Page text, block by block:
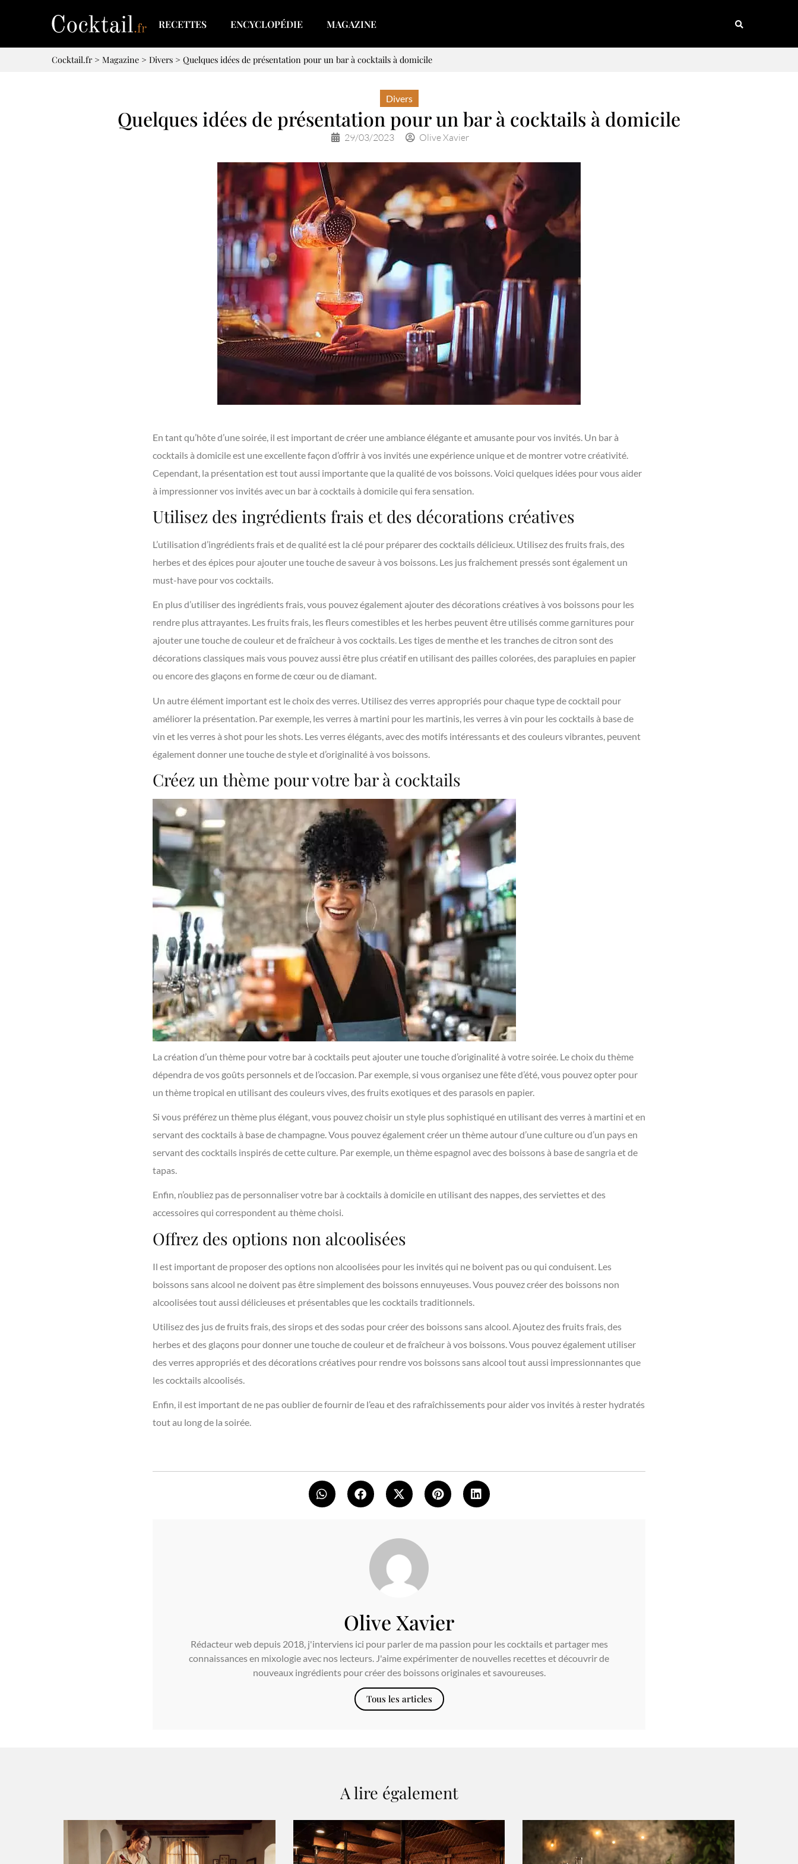
RECETTES ENCYCLOPÉDIE MAGAZINE
Cocktail.fr> Magazine > Divers > Quelques idées de présentation pour un bar à cocktails à domicile
Divers
Quelques idées de présentation pour un bar à cocktails à domicile
29/03/2023 Olive Xavier
En tant qu’hôte d’une soirée, il est important de créer une ambiance élégante et amusante pour vos invités. Un bar à
cocktails à domicile est une excellente façon d’offrir à vos invités une expérience unique et de montrer votre créativité.
Cependant, la présentation est tout aussi importante que la qualité de vos boissons. Voici quelques idées pour vous aider
à impressionner vos invités avec un bar à cocktails à domicile qui fera sensation.
Utilisez des ingrédients frais et des décorations créatives
L’utilisation d’ingrédients frais et de qualité est la clé pour préparer des cocktails délicieux. Utilisez des fruits frais, des
herbes et des épices pour ajouter une touche de saveur à vos boissons. Les jus fraîchement pressés sont également un
must-have pour vos cocktails.
En plus d’utiliser des ingrédients frais, vous pouvez également ajouter des décorations créatives à vos boissons pour les
rendre plus attrayantes. Les fruits frais, les fleurs comestibles et les herbes peuvent être utilisés comme garnitures pour
ajouter une touche de couleur et de fraîcheur à vos cocktails. Les tiges de menthe et les tranches de citron sont des
décorations classiques mais vous pouvez aussi être plus créatif en utilisant des pailles colorées, des parapluies en papier
ou encore des glaçons en forme de cœur ou de diamant.
Un autre élément important est le choix des verres. Utilisez des verres appropriés pour chaque type de cocktail pour
améliorer la présentation. Par exemple, les verres à martini pour les martinis, les verres à vin pour les cocktails à base de
vin et les verres à shot pour les shots. Les verres élégants, avec des motifs intéressants et des couleurs vibrantes, peuvent
également donner une touche de style et d’originalité à vos boissons.
Créez un thème pour votre bar à cocktails
La création d’un thème pour votre bar à cocktails peut ajouter une touche d’originalité à votre soirée. Le choix du thème
dépendra de vos goûts personnels et de l’occasion. Par exemple, si vous organisez une fête d’été, vous pouvez opter pour
un thème tropical en utilisant des couleurs vives, des fruits exotiques et des parasols en papier.
Si vous préférez un thème plus élégant, vous pouvez choisir un style plus sophistiqué en utilisant des verres à martini et en
servant des cocktails à base de champagne. Vous pouvez également créer un thème autour d’une culture ou d’un pays en
servant des cocktails inspirés de cette culture. Par exemple, un thème espagnol avec des boissons à base de sangria et de
tapas.
Enfin, n’oubliez pas de personnaliser votre bar à cocktails à domicile en utilisant des nappes, des serviettes et des
accessoires qui correspondent au thème choisi.
Offrez des options non alcoolisées
Il est important de proposer des options non alcoolisées pour les invités qui ne boivent pas ou qui conduisent. Les
boissons sans alcool ne doivent pas être simplement des boissons ennuyeuses. Vous pouvez créer des boissons non
alcoolisées tout aussi délicieuses et présentables que les cocktails traditionnels.
Utilisez des jus de fruits frais, des sirops et des sodas pour créer des boissons sans alcool. Ajoutez des fruits frais, des
herbes et des glaçons pour donner une touche de couleur et de fraîcheur à vos boissons. Vous pouvez également utiliser
des verres appropriés et des décorations créatives pour rendre vos boissons sans alcool tout aussi impressionnantes que
les cocktails alcoolisés.
Enfin, il est important de ne pas oublier de fournir de l’eau et des rafraîchissements pour aider vos invités à rester hydratés
tout au long de la soirée.
Olive Xavier
Rédacteur web depuis 2018, j'interviens ici pour parler de ma passion pour les cocktails et partager mes
connaissances en mixologie avec nos lecteurs. J'aime expérimenter de nouvelles recettes et découvrir de
nouveaux ingrédients pour créer des boissons originales et savoureuses.
Tous les articles
A lire également